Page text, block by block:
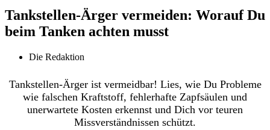
Tankstellen-Ärger vermeiden: Worauf Du
beim Tanken achten musst
Die Redaktion
Tankstellen-Ärger ist vermeidbar! Lies, wie Du Probleme
wie falschen Kraftstoff, fehlerhafte Zapfsäulen und
unerwartete Kosten erkennst und Dich vor teuren
Missverständnissen schützt.